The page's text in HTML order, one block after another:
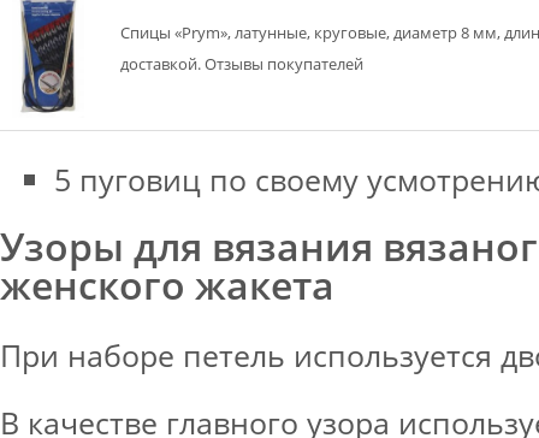
Спицы «Prym», латунные, круговые, диаметр 8 мм,
доставкой. Отзывы покупателей
5 пуговиц по своему
Узоры для вязания
женского жакета
При наборе петель используется
В качестве главного узора